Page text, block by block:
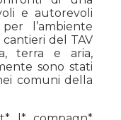
e autorevoli
l’ambiente
del TAV
terra e aria,
sono stati
comuni della